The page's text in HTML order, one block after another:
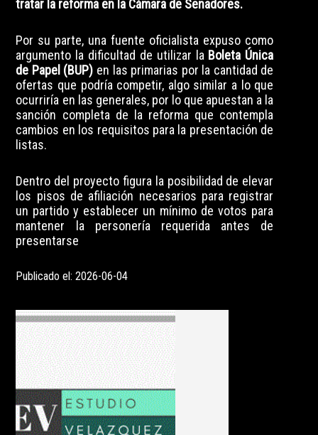
tratar la reforma en la Cámara de Senadores.
Por su parte, una fuente oficialista expuso como
argumento la dificultad de utilizar la Boleta Única
de Papel (BUP) en las primarias por la cantidad de
ofertas que podría competir, algo similar a lo que
ocurriría en las generales, por lo que apuestan a la
sanción completa de la reforma que contempla
cambios en los requisitos para la presentación de
listas.
Dentro del proyecto figura la posibilidad de elevar
los pisos de afiliación necesarios para registrar
un partido y establecer un mínimo de votos para
mantener la personería requerida antes de
presentarse
Publicado el: 2026-06-04